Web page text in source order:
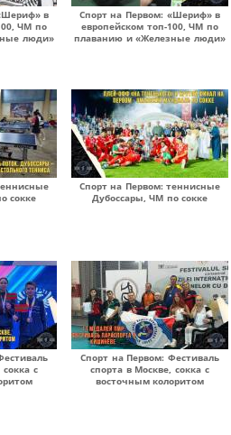
в
ЧМ по
люди»
Спорт на Первом: «Шериф» в
европейском топ-100, ЧМ по
плаванию и «Железные люди»
сокке
Спорт на Первом: теннисные
Дубоссары, ЧМ по сокке
с
Спорт на Первом: Фестиваль
спорта в Москве, сокка с
восточным колоритом